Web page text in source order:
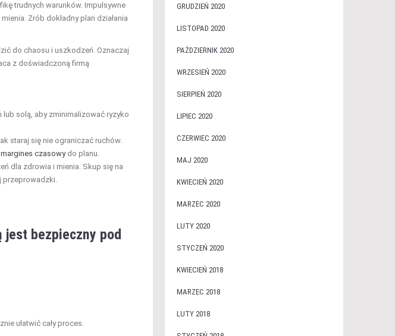
trudnych warunków. Impulsywne
Zrób dokładny plan działania
do chaosu i uszkodzeń. Oznaczaj
z doświadczoną firmą
solą, aby zminimalizować ryzyko
staraj się nie ograniczać ruchów.
czasowydo planu.
dla zdrowia i mienia. Skup się na
przeprowadzki.
bezpieczny pod
ułatwić cały proces.
GRUDZIEŃ 2020
LISTOPAD 2020
PAŹDZIERNIK 2020
WRZESIEŃ 2020
SIERPIEŃ 2020
LIPIEC 2020
CZERWIEC 2020
MAJ 2020
KWIECIEŃ 2020
MARZEC 2020
LUTY 2020
STYCZEŃ 2020
KWIECIEŃ 2018
MARZEC 2018
LUTY 2018